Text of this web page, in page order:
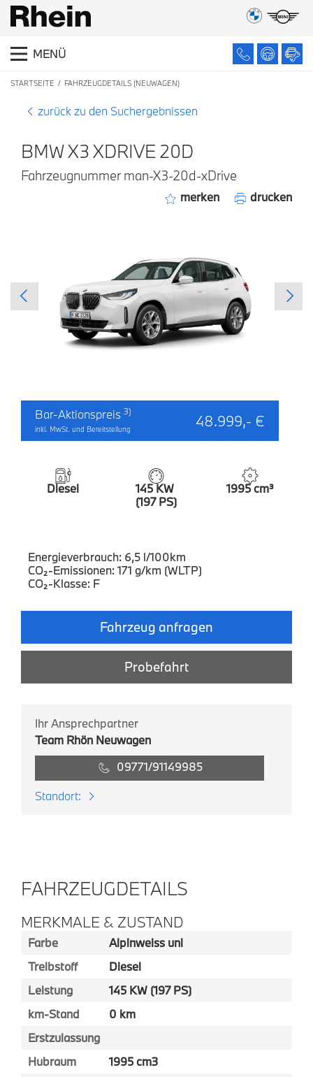
MENÜ
STARTSEITE FAHRZEUGDETAILS (NEUWAGEN)
zurück zu den Suchergebnissen
BMW X3 XDRIVE 20D
Fahrzeugnummer man-X3-20d-xDrive
merken drucken
Bar-Aktionspreis 3)
inkl. MwSt. und Bereitstellung 48.999,- €
Diesel
145 KW
(197 PS)
1995 cm³
Energieverbrauch: 6,5 l/100km
CO₂-Emissionen: 171 g/km (WLTP)
CO₂-Klasse: F
Fahrzeug anfragen
Probefahrt
Ihr Ansprechpartner
Team Rhön Neuwagen
09771/91149985
Standort:
FAHRZEUGDETAILS
MERKMALE & ZUSTAND
Farbe
Alpinweiss uni
Treibstoff
Diesel
Leistung
145 KW (197 PS)
km-Stand
0 km
Erstzulassung
Hubraum
1995 cm3